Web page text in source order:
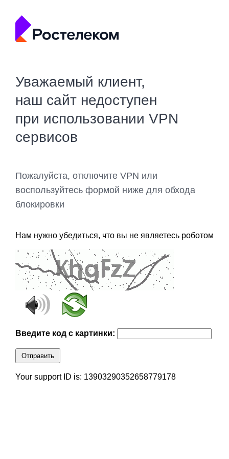
Уважаемый клиент,
наш сайт недоступен
при использовании VPN
сервисов
Пожалуйста, отключите VPN или
воспользуйтесь формой ниже для обхода
блокировки
Нам нужно убедиться, что вы не являетесь роботом
Введите код с картинки:
Отправить
Your support ID is: 13903290352658779178